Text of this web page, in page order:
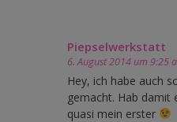
Piepselwerkstatt
6. August 2014 um 9:25
Hey, ich habe auch
gemacht. Hab damit
quasi mein erster